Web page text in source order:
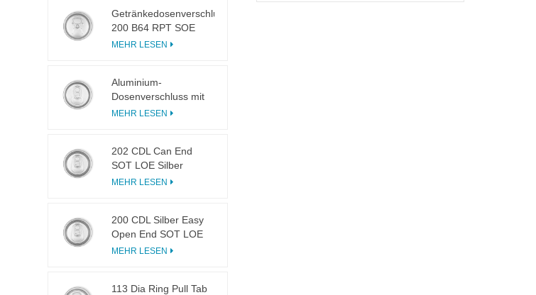
Getränkedosenverschluss
200 B64 RPT SOE
Silberner Easy-Open-
MEHR LESEN
Aluminium-
Dosenverschluss mit
Easy Open 200 B64
MEHR LESEN
202 CDL Can End
SOT LOE Silber
Leichtgewicht EOE
MEHR LESEN
200 CDL Silber Easy
Open End SOT LOE
Epoxy
MEHR LESEN
113 Dia Ring Pull Tab